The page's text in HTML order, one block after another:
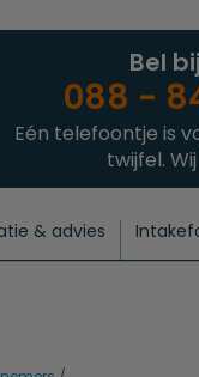
Bel
088 -
Eén telefoontje is
twijfel.
& advies